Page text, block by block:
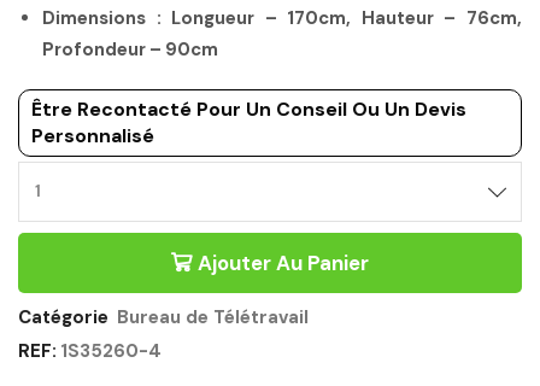
Dimensions : Longueur – 170cm, Hauteur – 76cm,
Profondeur – 90cm
Être Recontacté Pour Un Conseil Ou Un Devis
Personnalisé
Ajouter Au Panier
Catégorie Bureau de Télétravail
REF: 1S35260-4